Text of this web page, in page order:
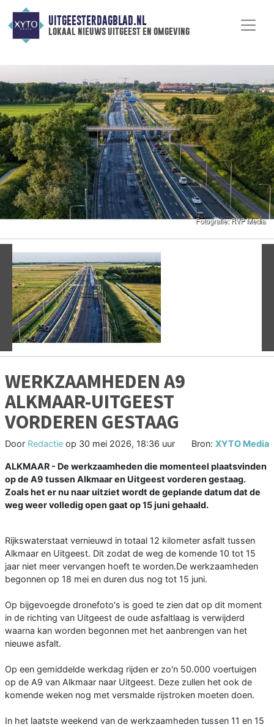
UITGEESTERDAGBLAD.NL
lokaal nieuws uitgeest en omgeving
Vorige
WERKZAAMHEDEN A9
ALKMAAR-UITGEEST
VORDEREN GESTAAG
Door Redactie op 30 mei 2026, 18:36 uur Bron: XYTO Media
ALKMAAR - De werkzaamheden die momenteel plaatsvinden
op de A9 tussen Alkmaar en Uitgeest vorderen gestaag.
Zoals het er nu naar uitziet wordt de geplande datum dat de
weg weer volledig open gaat op 15 juni gehaald.
Rijkswaterstaat vernieuwd in totaal 12 kilometer asfalt tussen
Alkmaar en Uitgeest. Dit zodat de weg de komende 10 tot 15
jaar niet meer vervangen hoeft te worden.De werkzaamheden
begonnen op 18 mei en duren dus nog tot 15 juni.
Op bijgevoegde dronefoto's is goed te zien dat op dit moment
in de richting van Uitgeest de oude asfaltlaag is verwijderd
waarna kan worden begonnen met het aanbrengen van het
nieuwe asfalt.
Op een gemiddelde werkdag rijden er zo'n 50.000 voertuigen
op de A9 van Alkmaar naar Uitgeest. Deze zullen het ook de
komende weken nog met versmalde rijstroken moeten doen.
In het laatste weekend van de werkzaamheden tussen 11 en 15